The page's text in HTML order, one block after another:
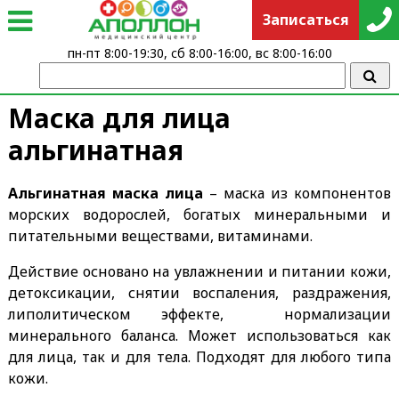
Маска для лица
альгинатная
Альгинатная маска лица – маска из компонентов
морских водорослей, богатых минеральными и
питательными веществами, витаминами.
Действие основано на увлажнении и питании кожи,
детоксикации, снятии воспаления, раздражения,
липолитическом эффекте, нормализации
минерального баланса. Может использоваться как
для лица, так и для тела. Подходят для любого типа
кожи.
Записаться
пн-пт 8:00-19:30, сб 8:00-16:00, вс 8:00-16:00